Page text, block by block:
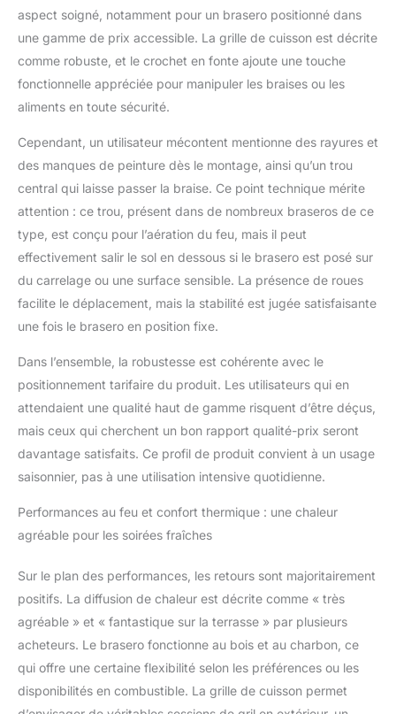
des flammes
romantiques avec du
bois ou que vous
fassiez du barbecue
différents combustibles
besoins. Idéal comme
distributeur de chaleur,
barbecue ou élément
de décoration
d'ambiance - Un
véritable accessoire
polyvalent pour
l'extérieur. EXTRAS
PRATIQUES POUR
CONFORT : Inclut un
chaleur (60 cm) en
fonte massive pour
ajouter du bois et
répartir les braises en
toute sécurité, un
couvercle résistant aux
intempéries pour se
protéger de la pluie,
une brosse à gril
nettoyage et un drain
intégré pour faciliter
l'élimination des
conçu pour un
maximum de plaisir
d'utilisation ! 𝐌𝐀𝐒𝐒𝐈𝐅,
𝐑É𝐒𝐈𝐒𝐓𝐀𝐍𝐓 𝐀𝐔𝐗
aspect soigné, notamment pour un brasero positionné dans
une gamme de prix accessible. La grille de cuisson est décrite
comme robuste, et le crochet en fonte ajoute une touche
fonctionnelle appréciée pour manipuler les braises ou les
aliments en toute sécurité.
Cependant, un utilisateur mécontent mentionne des rayures et
des manques de peinture dès le montage, ainsi qu’un trou
central qui laisse passer la braise. Ce point technique mérite
attention : ce trou, présent dans de nombreux braseros de ce
type, est conçu pour l’aération du feu, mais il peut
effectivement salir le sol en dessous si le brasero est posé sur
du carrelage ou une surface sensible. La présence de roues
facilite le déplacement, mais la stabilité est jugée satisfaisante
une fois le brasero en position fixe.
Dans l’ensemble, la robustesse est cohérente avec le
positionnement tarifaire du produit. Les utilisateurs qui en
attendaient une qualité haut de gamme risquent d’être déçus,
mais ceux qui cherchent un bon rapport qualité-prix seront
davantage satisfaits. Ce profil de produit convient à un usage
saisonnier, pas à une utilisation intensive quotidienne.
Performances au feu et confort thermique : une chaleur
agréable pour les soirées fraîches
Sur le plan des performances, les retours sont majoritairement
positifs. La diffusion de chaleur est décrite comme « très
agréable » et « fantastique sur la terrasse » par plusieurs
acheteurs. Le brasero fonctionne au bois et au charbon, ce
qui offre une certaine flexibilité selon les préférences ou les
disponibilités en combustible. La grille de cuisson permet